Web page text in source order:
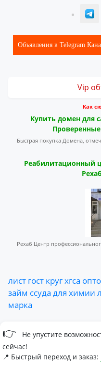
T
Объявления в Telegram
Vip
Как
Купить домен для
Быстрая покупка Домена,
Реабилитационный
Рехаб Центр
лист гост кругхгса
займ ссуда для химии
марка
👉
Не упустите
сейчас!
📍 Быстрый переход и заказ: